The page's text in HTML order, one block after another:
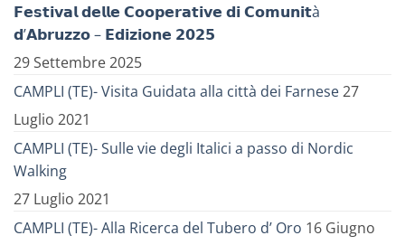
𝗙𝗲𝘀𝘁𝗶𝘃𝗮𝗹 𝗱𝗲𝗹𝗹𝗲 𝗖𝗼𝗼𝗽𝗲𝗿𝗮𝘁𝗶𝘃𝗲 𝗱𝗶 𝗖𝗼𝗺𝘂𝗻𝗶𝘁à
𝗱’𝗔𝗯𝗿𝘂𝘇𝘇𝗼 – 𝗘𝗱𝗶𝘇𝗶𝗼𝗻𝗲 𝟮𝟬𝟮𝟱
29 Settembre 2025
CAMPLI (TE)- Visita Guidata alla città dei Farnese27
Luglio 2021
CAMPLI (TE)- Sulle vie degli Italici a passo di Nordic
Walking
27 Luglio 2021
CAMPLI (TE)- Alla Ricerca del Tubero d’ Oro 16 Giugno